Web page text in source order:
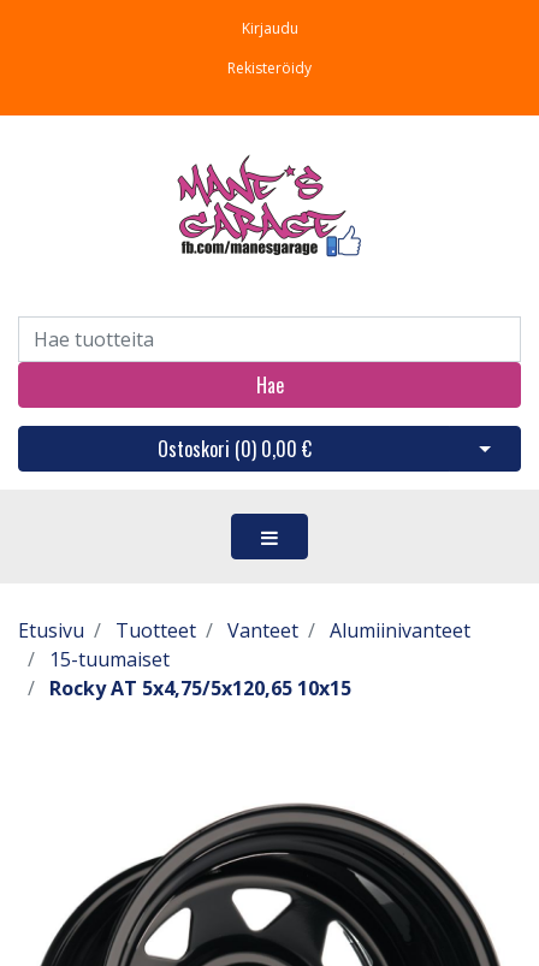
Kirjaudu
Rekisteröidy
Hae
Ostoskori (0) 0,00 € Avaa
Etusivu Tuotteet Vanteet
Alumiinivanteet
15-tuumaiset
Rocky AT 5x4,75/5x120,65 10x15